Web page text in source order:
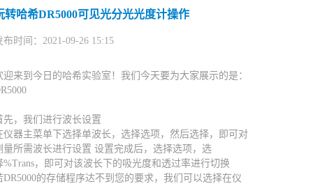
转哈希DR5000可见光分光光度计操作
布时间：2021-09-26 15:15
迎来到今日的哈希实验室！我们今天要为大家展示的是：
先，我们进行波长设置
仪器主菜单下选择单波长，选择选项，然后选择，即可对
量所需波长进行设置 设置完成后，选择选项，选
%Trans，即可对该波长下的吸光度和透过率进行切换
DR5000的存储程序达不到您的要求，我们可以选择在仪